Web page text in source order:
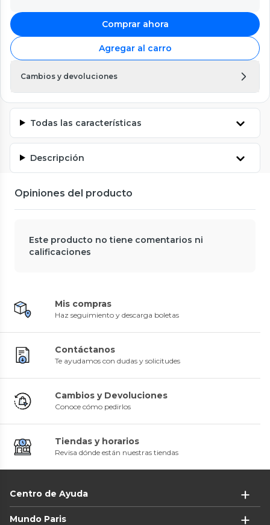
Comprar ahora
Agregar al carro
Cambios y devoluciones
Todas las características
Descripción
Opiniones del producto
Este producto no tiene comentarios ni
calificaciones
Mis compras
Haz seguimiento y descarga boletas
Contáctanos
Te ayudamos con dudas y solicitudes
Cambios y Devoluciones
Conoce cómo pedirlos
Tiendas y horarios
Revisa dónde están nuestras tiendas
Centro de Ayuda
Mundo Paris